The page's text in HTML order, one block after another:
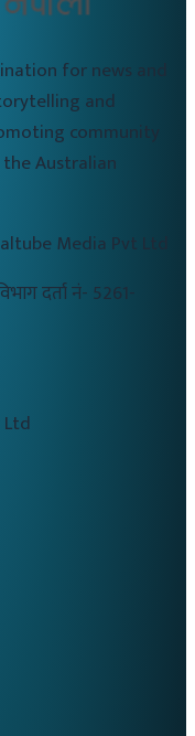
for news and
and
community
the Australian
Media Pvt Ltd
दर्ता नं- 5261-
Ltd